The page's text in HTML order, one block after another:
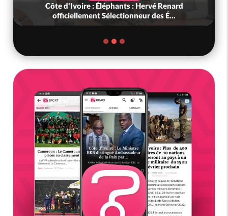
Côte d'Ivoire : Éléphants : Hervé Renard
officiellement Sélectionneur des É...